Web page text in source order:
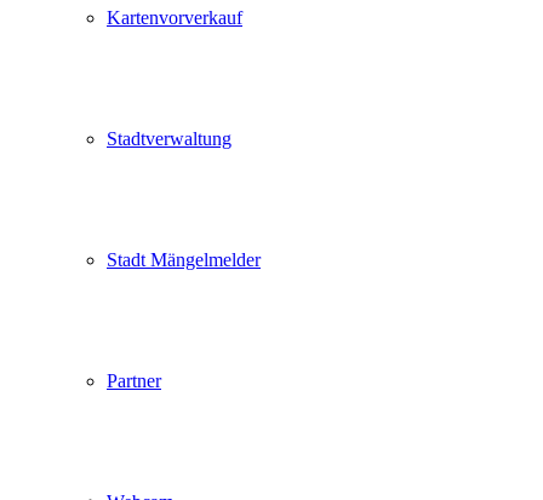
Kartenvorverkauf
Stadtverwaltung
Stadt Mängelmelder
Partner